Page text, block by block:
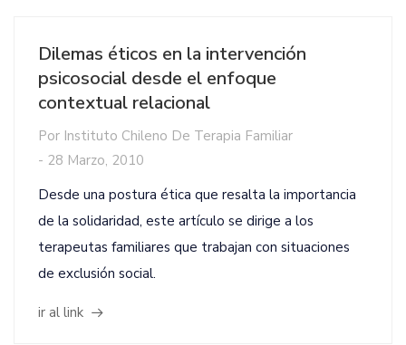
Dilemas éticos en la intervención
psicosocial desde el enfoque
contextual relacional
Por Instituto Chileno De Terapia Familiar
- 28 Marzo, 2010
Desde una postura ética que resalta la importancia
de la solidaridad, este artículo se dirige a los
terapeutas familiares que trabajan con situaciones
de exclusión social.
ir al link